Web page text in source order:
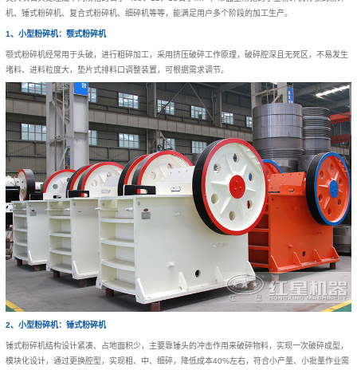
机、锤式粉碎机、复合式粉碎机、细碎机等等，能满足用户多个阶段的加工生产。
1、小型粉碎机：颚式粉碎机
颚式粉碎机经常用于头破，进行粗碎加工，采用挤压破碎工作原理，破碎腔深且无死区，不易发生
堵料、进料粒度大，垫片式排料口调整装置，可根据需求调节。
2、小型粉碎机：锤式粉碎机
锤式粉碎机结构设计紧凑、占地面积少，主要靠锤头的冲击作用来破碎物料，实现一次破碎成型，
模块化设计，通过更换腔型，实现粗、中、细碎，降低成本40%左右，符合小产量、小批量作业需